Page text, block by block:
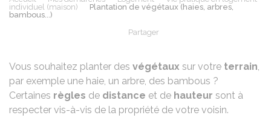
individuel (maison)
Plantation de végétaux (haies, arbres,
bambous...)
Partager
Vous souhaitez planter des végétaux sur votre terrain,
par exemple une haie, un arbre, des bambous ?
Certaines règles de distance et de hauteur sont à
respecter vis-à-vis de la propriété de votre voisin.